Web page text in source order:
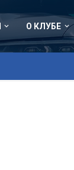
О КЛУБЕ